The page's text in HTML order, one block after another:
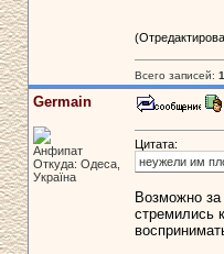
Всего записей:
Germain
Анфипат
Откуда: Одеса,
Україна
Цитата:
неужели им
Возможно
стремились